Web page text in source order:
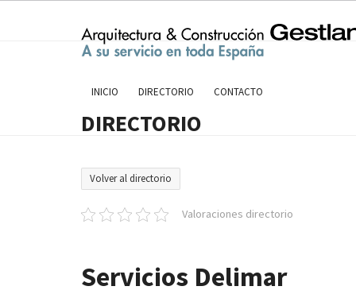
INICIO DIRECTORIO CONTACTO
DIRECTORIO
Volver al directorio
Valoraciones directorio
Servicios Delimar